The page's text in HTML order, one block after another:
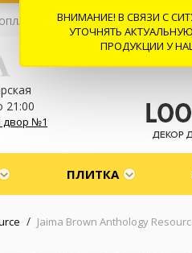
ОПЛАТА И ДОСТАВКА СОТРУДНИЧЕСТВО
21:00
двор №1
ПЛИТКА
/ Jaima Brown Anthology
ВНИМАНИЕ! В СВЯЗИ С
УТОЧНЯТЬ
ПРОДУКЦИИ У